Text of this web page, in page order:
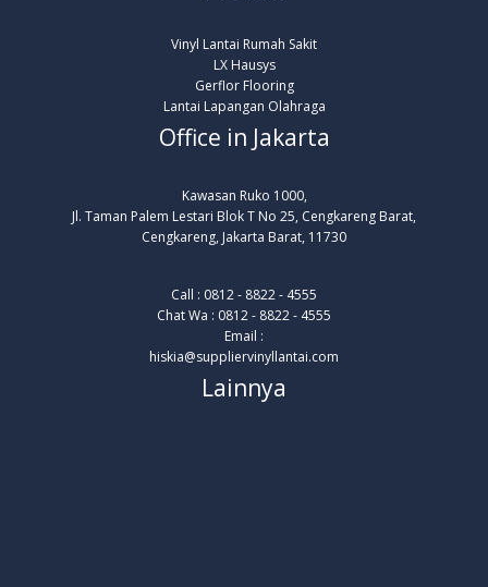
Vinyl Lantai Rumah Sakit
LX Hausys
Gerflor Flooring
Lantai Lapangan Olahraga
Office in Jakarta
Kawasan Ruko 1000,
Jl. Taman Palem Lestari Blok T No 25, Cengkareng Barat,
Cengkareng, Jakarta Barat, 11730
Call : 0812 - 8822 - 4555
Chat Wa : 0812 - 8822 - 4555
Email :
hiskia@suppliervinyllantai.com
Lainnya